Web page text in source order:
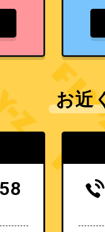
お近